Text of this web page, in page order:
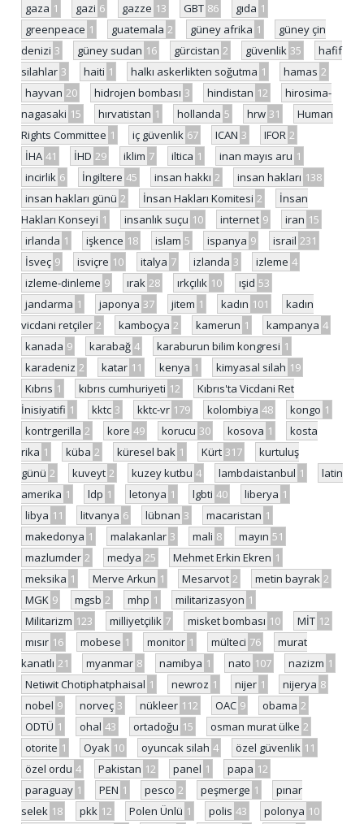
gaza 1 gazi 6 gazze 13 GBT 86 gıda 1
greenpeace 1 guatemala 2 güney afrika 1
güney çin
denizi 3 güney sudan 16 gürcistan 2 güvenlik 35
hafif
silahlar 3 haiti 1 halkı askerlikten soğutma 1 hamas 2
hayvan 20 hidrojen bombası 3 hindistan 12
hirosima-
nagasaki 15 hırvatistan 1 hollanda 5 hrw 31
Human
Rights Committee 1 iç güvenlik 67 ICAN 3 IFOR 2
İHA 41 İHD 29 iklim 7 iltica 1 inan mayıs aru 1
incirlik 6 İngiltere 45 insan hakkı 2 insan hakları 138
insan hakları günü 2 İnsan Hakları Komitesi 2
İnsan
Hakları Konseyi 1 insanlık suçu 10 internet 9 iran 15
irlanda 1 işkence 18 islam 5 ispanya 9 israil 231
İsveç 9 isviçre 10 italya 7 izlanda 3 izleme 4
izleme-dinleme 9 ırak 28 ırkçılık 10 ışid 53
jandarma 1 japonya 37 jitem 1 kadın 101
kadın
vicdani retçiler 2 kamboçya 2 kamerun 1 kampanya 4
kanada 9 karabağ 4 karaburun bilim kongresi 1
karadeniz 2 katar 11 kenya 1 kimyasal silah 19
Kıbrıs 1 kıbrıs cumhuriyeti 12
Kıbrıs'ta Vicdani Ret
İnisiyatifi 1 kktc 3 kktc-vr 179 kolombiya 48 kongo 1
kontrgerilla 2 kore 49 korucu 30 kosova 1
kosta
rika 1 küba 2 küresel bak 1 Kürt 317
kurtuluş
günü 2 kuveyt 2 kuzey kutbu 4 lambdaistanbul 1
latin
amerika 1 ldp 1 letonya 1 lgbti 40 liberya 1
libya 11 litvanya 6 lübnan 3 macaristan 1
makedonya 1 malakanlar 3 mali 8 mayın 51
mazlumder 2 medya 25 Mehmet Erkin Ekren 1
meksika 1 Merve Arkun 1 Mesarvot 2 metin bayrak 2
MGK 9 mgsb 2 mhp 1 militarizasyon 1
Militarizm 123 milliyetçilik 7 misket bombası 10 MİT 12
mısır 16 mobese 1 monitor 1 mülteci 76
murat
kanatlı 21 myanmar 8 namibya 1 nato 107 nazizm 1
Netiwit Chotiphatphaisal 1 newroz 1 nijer 1 nijerya 8
nobel 9 norveç 3 nükleer 112 OAC 9 obama 2
ODTÜ 1 ohal 43 ortadoğu 15 osman murat ülke 2
otorite 1 Oyak 10 oyuncak silah 4 özel güvenlik 11
özel ordu 4 Pakistan 12 panel 1 papa 12
paraguay 1 PEN 1 pesco 2 peşmerge 1
pınar
selek 18 pkk 12 Polen Ünlü 1 polis 43 polonya 10